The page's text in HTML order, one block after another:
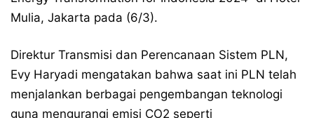
Mulia, Jakarta pada (6/3).
Direktur Transmisi dan Perencanaan Sistem PLN,
Evy Haryadi mengatakan bahwa saat ini PLN telah
menjalankan berbagai pengembangan teknologi
guna mengurangi emisi CO2 seperti